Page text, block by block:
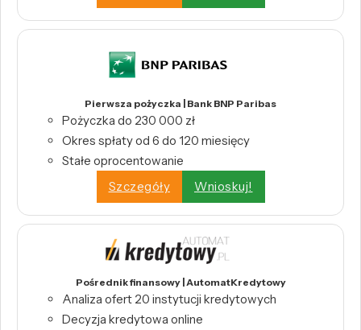
Pierwsza pożyczka | Bank BNP Paribas
Pożyczka do 230 000 zł
Okres spłaty od 6 do 120 miesięcy
Stałe oprocentowanie
Szczegóły
Wnioskuj!
Pośrednik finansowy | AutomatKredytowy
Analiza ofert 20 instytucji kredytowych
Decyzja kredytowa online